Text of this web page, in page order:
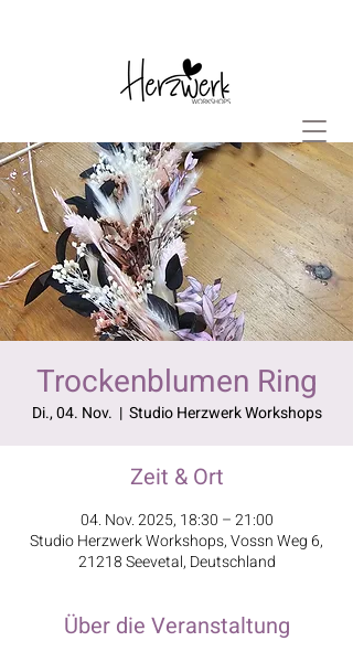
Trockenblumen Ring
Di., 04. Nov.
  |
Studio Herzwerk Workshops
Zeit & Ort
04. Nov. 2025, 18:30 – 21:00
Studio Herzwerk Workshops, Vossn Weg 6,
21218 Seevetal, Deutschland
Über die Veranstaltung